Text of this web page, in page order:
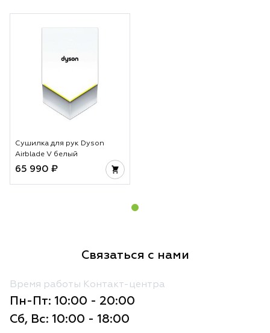
Сушилка для рук Dyson
Airblade V белый
65 990 ₽
Связаться с нами
Время работы Контакт-центра
Пн-Пт: 10:00 - 20:00
Сб, Вс: 10:00 - 18:00